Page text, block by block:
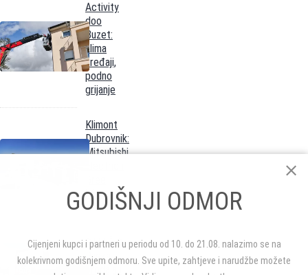
Activity
doo
Buzet:
klima
uređaji,
podno
grijanje
Klimont
Dubrovnik:
Mitsubishi
klima
uređaji
D.I.M.Š.O.
Rijeka:
prodaja i
GODIŠNJI ODMOR
Cijenjeni kupci i partneri u periodu od 10. do 21.08. nalazimo se na
kolekrivnom godišnjem odmoru. Sve upite, zahtjeve i narudžbe možete